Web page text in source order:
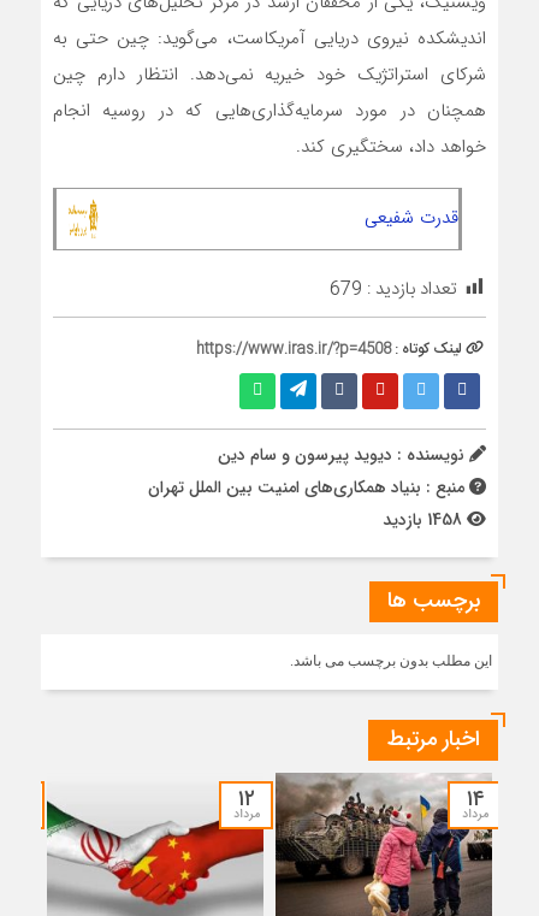
اندیشکده نیروی دریایی آمریکاست، می‌گوید: چین حتی به
شرکای استراتژیک خود خیریه نمی‌دهد. انتظار دارم چین
همچنان در مورد سرمایه‌گذاری‌هایی که در روسیه انجام
خواهد داد، سختگیری کند.
قدرت شفیعی
تعداد بازدید : 679
لینک کوتاه :https://www.iras.ir/?p=4508
نویسنده : دیوید پیرسون و سام دین
منبع : بنیاد همکاری‌های امنیت بین الملل تهران
برچسب ها
این مطلب بدون برچسب می باشد.
اخبار مرتبط
۱۴
مرداد ۱۲
مرداد